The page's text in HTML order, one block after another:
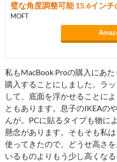
璧な角度調整可能 15.6イン
MOFT
私もMacBook Proの購入にあ
購入することにしました。ラ
して、底面を浮かせることに
ともあります。息子のIKEAの
んが。PCに貼るタイプも物に
懸念があります。そもそも私
使ってきたので、どうせ高さ
いるものよりもう少し高くなる